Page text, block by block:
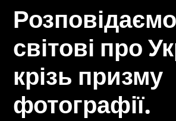
Розповідаємо
світові про
крізь призму
фотографії.